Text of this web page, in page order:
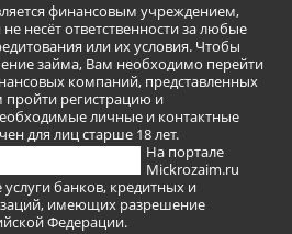
финансовым учреждением,
несёт ответственности за любые
или их условия. Чтобы
займа, Вам необходимо перейти
компаний, представленных
пройти регистрацию и
личные и контактные
для лиц старше 18 лет.
На портале
Mickrozaim.ru
банков, кредитных и
имеющих разрешение
Федерации.